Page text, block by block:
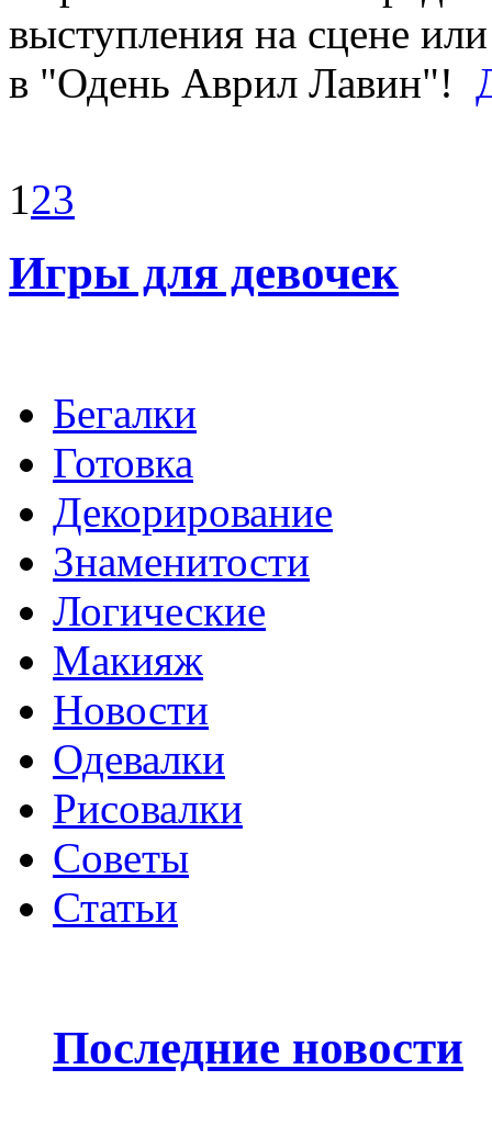
выступления на сцене
в "Одень Аврил Лавин"!
123
Игры для девочек
Бегалки
Готовка
Декорирование
Знаменитости
Логические
Макияж
Новости
Одевалки
Рисовалки
Советы
Статьи
Последние новости